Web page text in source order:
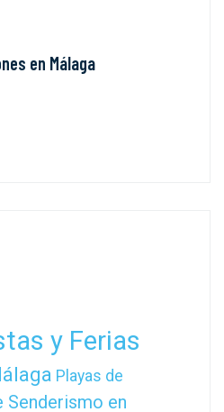
en Málaga
y Ferias
Playas de
Senderismo en